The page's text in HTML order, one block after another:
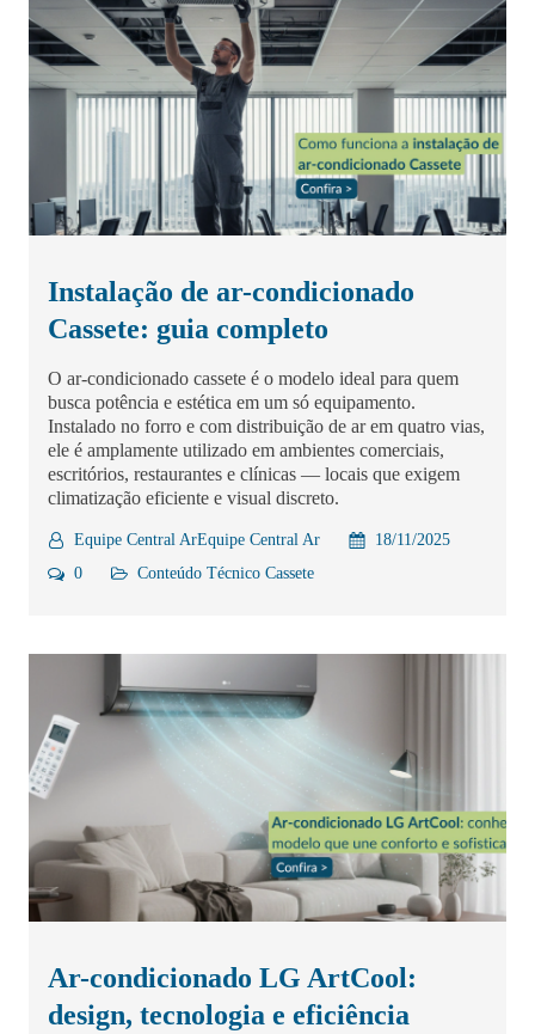
Instalação de ar-condicionado
Cassete: guia completo
O ar-condicionado cassete é o modelo ideal para quem
busca potência e estética em um só equipamento.
Instalado no forro e com distribuição de ar em quatro vias,
ele é amplamente utilizado em ambientes comerciais,
escritórios, restaurantes e clínicas — locais que exigem
climatização eficiente e visual discreto.
Equipe Central ArEquipe Central Ar
18/11/2025
0
Conteúdo Técnico Cassete
Ar-condicionado LG ArtCool:
design, tecnologia e eficiência